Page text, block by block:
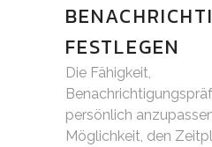
FESTLEGEN
Die Fähigkeit,
persönlich
Möglichkeit, den